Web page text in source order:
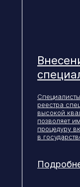
реестра
высокой
позволяет
процедуру
в